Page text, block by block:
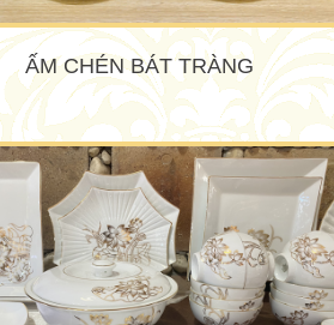
ẤM CHÉN BÁT TRÀNG